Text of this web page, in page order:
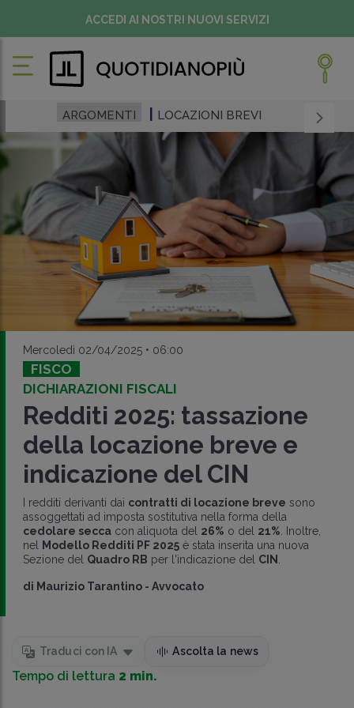
ACCEDI AI NOSTRI NUOVI SERVIZI
ARGOMENTI LOCAZIONI BREVI
Mercoledì 02/04/2025 • 06:00
FISCO
DICHIARAZIONI FISCALI
Redditi 2025: tassazione
della locazione breve e
indicazione del CIN
I redditi derivanti dai contratti di locazione breve sono
assoggettati ad imposta sostitutiva nella forma della
cedolare seccacon aliquota del 26% o del 21% . Inoltre,
nel
Modello Redditi PF 2025è stata inserita una nuova
Sezione del Quadro RB per l'indicazione del CIN
di Maurizio Tarantino - Avvocato
Traduci con IA Ascolta la news
Tempo di lettura 2 min.